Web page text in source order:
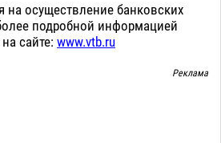
на осуществление банковских
подробной информацией
сайте: www.vtb.ru
Реклама